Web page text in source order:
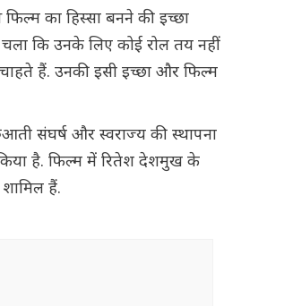
का हिस्सा बनने की इच्छा
कि उनके लिए कोई रोल तय नहीं
हैं. उनकी इसी इच्छा और फिल्म
संघर्ष और स्वराज्य की स्थापना
है. फिल्म में रितेश देशमुख के
हैं.